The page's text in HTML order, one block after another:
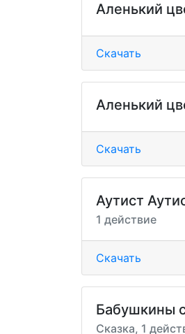
Аленький
Скачать
Аленький
Скачать
Аутист
1 действие
Скачать
Бабушкины
Сказка, 1